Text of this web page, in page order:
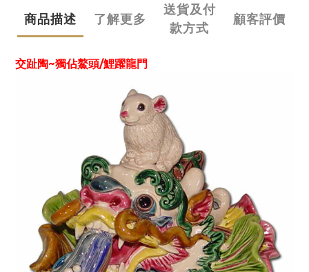
商品描述 了解更多
送貨及付
款方式
顧客評價
交趾陶~獨佔鰲頭/鯉躍龍門